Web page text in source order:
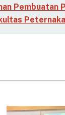
Pembuatan